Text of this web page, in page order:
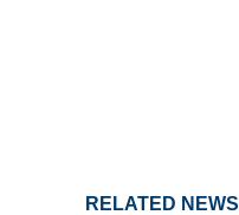
RELATED NEWS